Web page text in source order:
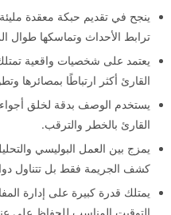
ينجح في تقديم حبكة معقدة
ترابط الأحداث وتماسكها طوال
يعتمد على شخصيات واقعية
القارئ أكثر ارتباطًا بمصائرها
يستخدم الوصف بدقة لخلق
القارئ بالخطر والترقب.
يمزج بين العمل البوليسي
كشف الجريمة فقط بل تتناول
يمتلك قدرة كبيرة على إدارة
التوقيت المناسب للحفاظ على